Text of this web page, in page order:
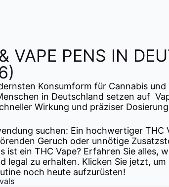
VAPE PENS IN
Konsumform für Cannabis und
in Deutschland setzen auf
Wirkung und präziser
suchen: Ein hochwertiger THC
Geruch oder unnötige
ein THC Vape? Erfahren Sie alles,
legal zu erhalten. Klicken Sie jetzt, um
noch heute aufzurüsten!